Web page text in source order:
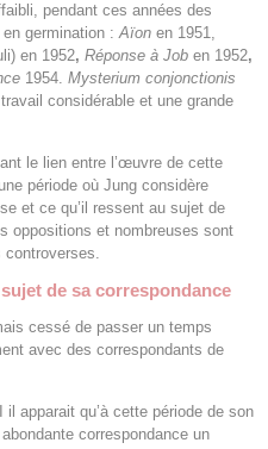
pendant ces années des
germination :Aïon en 1951,
en 1952, Réponse à Job en 1952,
1954. Mysterium conjonctionis
considérable et une grande
le lien entre l’œuvre de cette
période où Jung considère
et ce qu’il ressent au sujet de
oppositions et nombreuses sont
de sa correspondance
cessé de passer un temps
avec des correspondants de
apparait qu’à cette période de son
correspondance un